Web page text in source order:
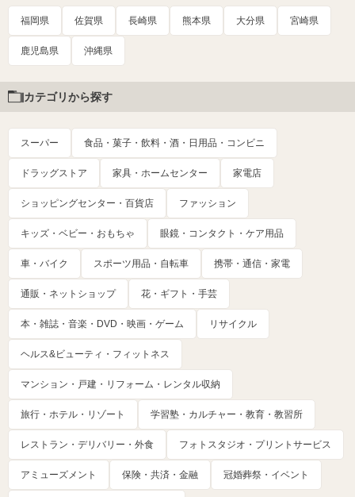
福岡県 佐賀県 長崎県 熊本県 大分県 宮崎県
鹿児島県 沖縄県
カテゴリから探す
スーパー 食品・菓子・飲料・酒・日用品・コンビニ
ドラッグストア 家具・ホームセンター 家電店
ショッピングセンター・百貨店 ファッション
キッズ・ベビー・おもちゃ 眼鏡・コンタクト・ケア用品
車・バイク スポーツ用品・自転車 携帯・通信・家電
通販・ネットショップ 花・ギフト・手芸
本・雑誌・音楽・DVD・映画・ゲーム リサイクル
ヘルス&ビューティ・フィットネス
マンション・戸建・リフォーム・レンタル収納
旅行・ホテル・リゾート 学習塾・カルチャー・教育・教習所
レストラン・デリバリー・外食 フォトスタジオ・プリントサービス
アミューズメント 保険・共済・金融 冠婚葬祭・イベント